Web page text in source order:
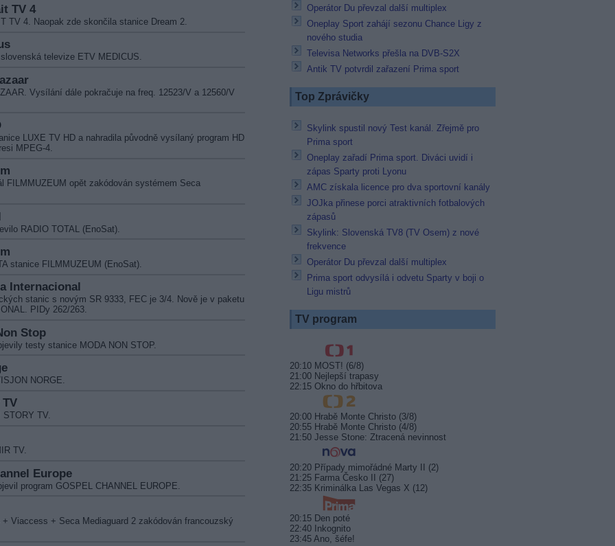
TV 4
TV 4. Naopak zde skončila stanice Dream 2.
televize ETV MEDICUS.
Vysílání dále pokračuje na freq. 12523/V a 12560/V
LUXE TV HD a nahradila původně vysílaný program HD
MPEG-4.
FILMMUZEUM opět zakódován systémem Seca
RADIO TOTAL (EnoSat).
stanice FILMMUZEUM (EnoSat).
Internacional
stanic s novým SR 9333, FEC je 3/4. Nově je v paketu
PIDy 262/263.
Stop
testy stanice MODA NON STOP.
NORGE.
STORY TV.
TV.
Europe
program GOSPEL CHANNEL EUROPE.
Viaccess + Seca Mediaguard 2 zakódován francouzský
Operátor Du převzal další multiplex
Oneplay Sport zahájí sezonu Chance Ligy z
nového studia
Televisa Networks přešla na DVB-S2X
Antik TV potvrdil zařazení Prima sport
Top Zprávičky
Skylink spustil nový Test kanál. Zřejmě pro
Prima sport
Oneplay zařadí Prima sport. Diváci uvidí i
zápas Sparty proti Lyonu
AMC získala licence pro dva sportovní kanály
JOJka přinese porci atraktivních fotbalových
zápasů
Skylink: Slovenská TV8 (TV Osem) z nové
frekvence
Operátor Du převzal další multiplex
Prima sport odvysílá i odvetu Sparty v boji o
Ligu mistrů
TV program
20:10 MOST! (6/8)
21:00 Nejlepší trapasy
22:15 Okno do hřbitova
20:00 Hrabě Monte Christo (3/8)
20:55 Hrabě Monte Christo (4/8)
21:50 Jesse Stone: Ztracená nevinnost
20:20 Případy mimořádné Marty II (2)
21:25 Farma Česko II (27)
22:35 Kriminálka Las Vegas X (12)
20:15 Den poté
22:40 Inkognito
23:45 Ano, šéfe!